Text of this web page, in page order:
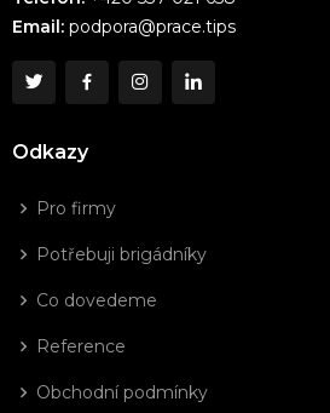
Email: podpora@prace.tips
Odkazy
Pro firmy
Potřebuji brigádníky
Co dovedeme
Reference
Obchodní podmínky